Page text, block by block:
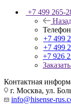
+7 499 265-
+7 499
+7 499
+7 926
Контактная
г. Москва, ул.
info@hisense-